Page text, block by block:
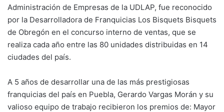
Administración de Empresas de la UDLAP, fue reconocido
por la Desarrolladora de Franquicias Los Bisquets Bisquets
de Obregón en el concurso interno de ventas, que se
realiza cada año entre las 80 unidades distribuidas en 14
ciudades del país.
A 5 años de desarrollar una de las más prestigiosas
franquicias del país en Puebla, Gerardo Vargas Morán y su
valioso equipo de trabajo recibieron los premios de: Mayor